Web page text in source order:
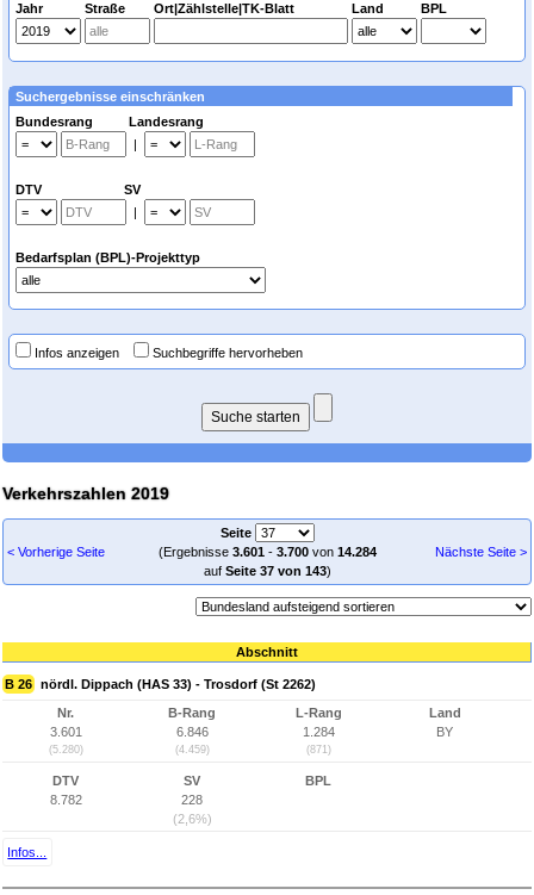
Jahr
Straße Ort|Zählstelle|TK-Blatt Land BPL
Suchergebnisse einschränken
Bundesrang Landesrang
|
DTV SV
|
Bedarfsplan (BPL)-Projekttyp
Infos anzeigen Suchbegriffe hervorheben
Verkehrszahlen 2019
< Vorherige Seite
Seite
(Ergebnisse 3.601- 3.700von 14.284
auf Seite 37 von 143)
Nächste Seite >
Abschnitt
B 26 nördl. Dippach (HAS 33) - Trosdorf (St 2262)
Nr.
3.601
(5.280)
B-Rang
6.846
(4.459)
L-Rang
1.284
(871)
Land
BY
DTV
8.782
SV
228
(2,6%)
BPL
Infos...